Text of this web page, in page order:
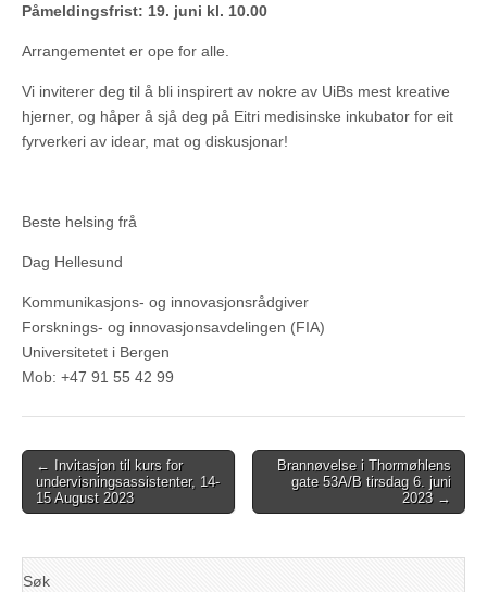
Påmeldingsfrist: 19. juni kl. 10.00
Arrangementet er ope for alle.
Vi inviterer deg til å bli inspirert av nokre av UiBs mest kreative
hjerner, og håper å sjå deg på Eitri medisinske inkubator for eit
fyrverkeri av idear, mat og diskusjonar!
Beste helsing frå
Dag Hellesund
Kommunikasjons- og innovasjonsrådgiver
Forsknings- og innovasjonsavdelingen (FIA)
Universitetet i Bergen
Mob: +47 91 55 42 99
Post
navigation
← Invitasjon til kurs for
undervisningsassistenter, 14-
15 August 2023
Brannøvelse i Thormøhlens
gate 53A/B tirsdag 6. juni
2023 →
Søk